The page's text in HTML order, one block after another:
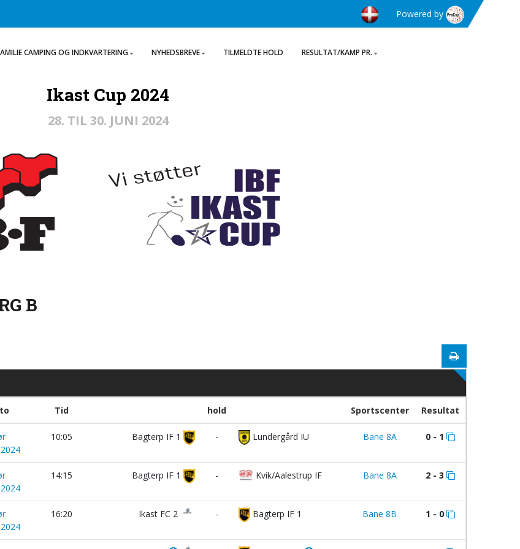
Powered by
CAMPING OG INDKVARTERING NYHEDSBREVE TILMELDTE HOLD RESULTAT/KAMP PR.
Ikast Cup 2024
28. TIL 30. JUNI 2024
B
Tid hold Sportscenter Resultat
10:05 Bagterp IF 1 - Lundergård IU Bane 8A 0 - 1
14:15 Bagterp IF 1 - Kvik/Aalestrup IF Bane 8A 2 - 3
16:20 Ikast FC 2 - Bagterp IF 1 Bane 8B 1 - 0